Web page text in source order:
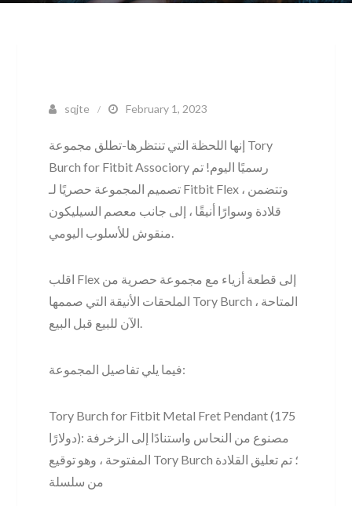
sqjte February 1, 2023
إنها اللحظة التي تنتظرها-تطلق مجموعة Tory
Burch for Fitbit Associory رسميًا اليوم! تم
تصميم المجموعة حصريًا لـ Fitbit Flex ، وتتضمن
قلادة وسوارًا أنيقًا ، إلى جانب معصم السيليكون
منقوش للأسلوب اليومي.
اقلب Flex إلى قطعة أزياء مع مجموعة حصرية من
الملحقات الأنيقة التي صممها Tory Burch ، المتاحة
الآن للبيع قبل البيع.
فيما يلي تفاصيل المجموعة:
Tory Burch for Fitbit Metal Fret Pendant (175
دولارًا): مصنوع من النحاس واستنادًا إلى الزخرفة
المفتوحة ، وهو توقيع Tory Burch ؛ تم تعليق القلادة
من سلسلة